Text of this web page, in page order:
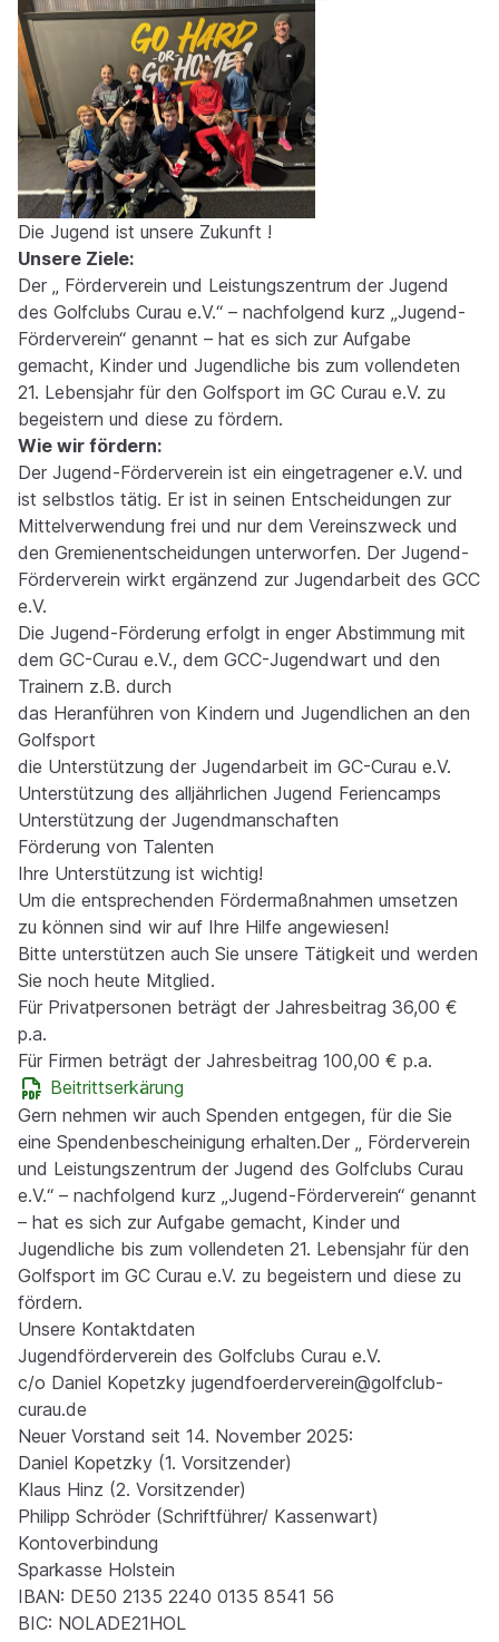
Die Jugend ist unsere Zukunft !
Unsere Ziele:
Der „ Förderverein und Leistungszentrum der Jugend
des Golfclubs Curau e.V.“ – nachfolgend kurz „Jugend-
Förderverein“ genannt – hat es sich zur Aufgabe
gemacht, Kinder und Jugendliche bis zum vollendeten
21. Lebensjahr für den Golfsport im GC Curau e.V. zu
begeistern und diese zu fördern.
Wie wir fördern:
Der Jugend-Förderverein ist ein eingetragener e.V. und
ist selbstlos tätig. Er ist in seinen Entscheidungen zur
Mittelverwendung frei und nur dem Vereinszweck und
den Gremienentscheidungen unterworfen. Der Jugend-
Förderverein wirkt ergänzend zur Jugendarbeit des GCC
e.V.
Die Jugend-Förderung erfolgt in enger Abstimmung mit
dem GC-Curau e.V., dem GCC-Jugendwart und den
Trainern z.B. durch
das Heranführen von Kindern und Jugendlichen an den
Golfsport
die Unterstützung der Jugendarbeit im GC-Curau e.V.
Unterstützung des alljährlichen Jugend Feriencamps
Unterstützung der Jugendmanschaften
Förderung von Talenten
Ihre Unterstützung ist wichtig!
Um die entsprechenden Fördermaßnahmen umsetzen
zu können sind wir auf Ihre Hilfe angewiesen!
Bitte unterstützen auch Sie unsere Tätigkeit und werden
Sie noch heute Mitglied.
Für Privatpersonen beträgt der Jahresbeitrag 36,00 €
p.a.
Für Firmen beträgt der Jahresbeitrag 100,00 € p.a.
Beitrittserkärung
Gern nehmen wir auch Spenden entgegen, für die Sie
eine Spendenbescheinigung erhalten.Der „ Förderverein
und Leistungszentrum der Jugend des Golfclubs Curau
e.V.“ – nachfolgend kurz „Jugend-Förderverein“ genannt
– hat es sich zur Aufgabe gemacht, Kinder und
Jugendliche bis zum vollendeten 21. Lebensjahr für den
Golfsport im GC Curau e.V. zu begeistern und diese zu
fördern.
Unsere Kontaktdaten
Jugendförderverein des Golfclubs Curau e.V.
c/o Daniel Kopetzky jugendfoerderverein@golfclub-
curau.de
Neuer Vorstand seit 14. November 2025:
Daniel Kopetzky (1. Vorsitzender)
Klaus Hinz (2. Vorsitzender)
Philipp Schröder (Schriftführer/ Kassenwart)
Kontoverbindung
Sparkasse Holstein
IBAN: DE50 2135 2240 0135 8541 56
BIC: NOLADE21HOL